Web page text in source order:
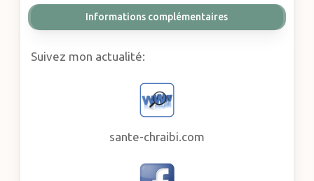
Informations complémentaires
Suivez mon actualité:
sante-chraibi.com